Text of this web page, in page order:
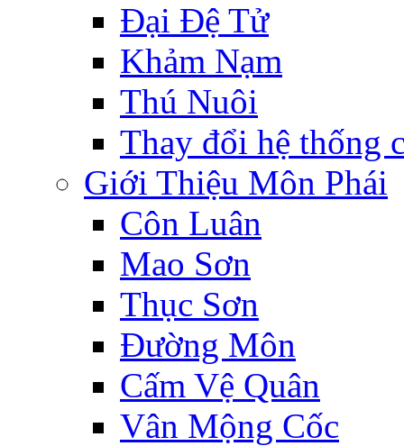
Đại Đệ Tử
Khảm Nạm
Thú Nuôi
Thay đổi hệ thống
Giới Thiệu Môn Phái
Côn Luân
Mao Sơn
Thục Sơn
Đường Môn
Cấm Vệ Quân
Vân Mộng Cốc